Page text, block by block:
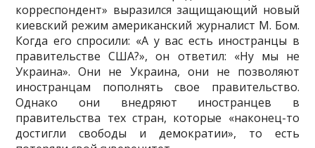
корреспондент» выразился защищающий новый
киевский режим американский журналист М. Бом.
Когда его спросили: «А у вас есть ино­странцы в
правительстве США?», он ответил: «Ну мы не
Украина». Они не Украина, они не позволя­ют
иностранцам пополнять свое правительство.
Однако они внедряют иностранцев в
правительства тех стран, которые «наконец-то
достигли свободы и демократии», то есть